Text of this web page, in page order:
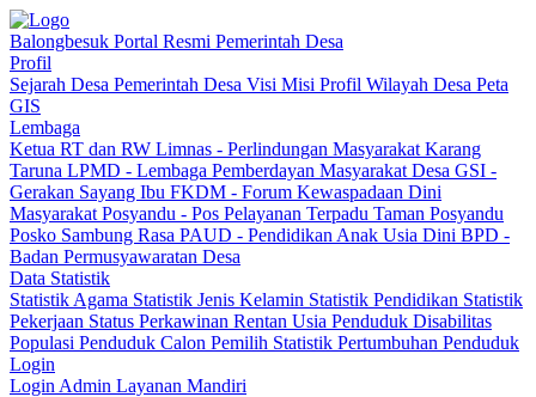
Balongbesuk Portal Resmi Pemerintah Desa
Profil
Sejarah Desa Pemerintah Desa Visi Misi Profil Wilayah Desa Peta
GIS
Lembaga
Ketua RT dan RW Limnas - Perlindungan Masyarakat Karang
Taruna LPMD - Lembaga Pemberdayan Masyarakat Desa GSI -
Gerakan Sayang Ibu FKDM - Forum Kewaspadaan Dini
Masyarakat Posyandu - Pos Pelayanan Terpadu Taman Posyandu
Posko Sambung Rasa PAUD - Pendidikan Anak Usia Dini BPD -
Badan Permusyawaratan Desa
Data Statistik
Statistik Agama Statistik Jenis Kelamin Statistik Pendidikan Statistik
Pekerjaan Status Perkawinan Rentan Usia Penduduk Disabilitas
Populasi Penduduk Calon Pemilih Statistik Pertumbuhan Penduduk
Login
Login Admin Layanan Mandiri